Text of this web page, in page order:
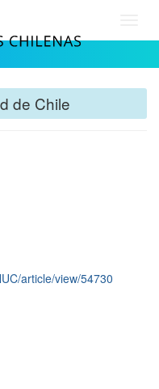
de Chile
article/view/54730